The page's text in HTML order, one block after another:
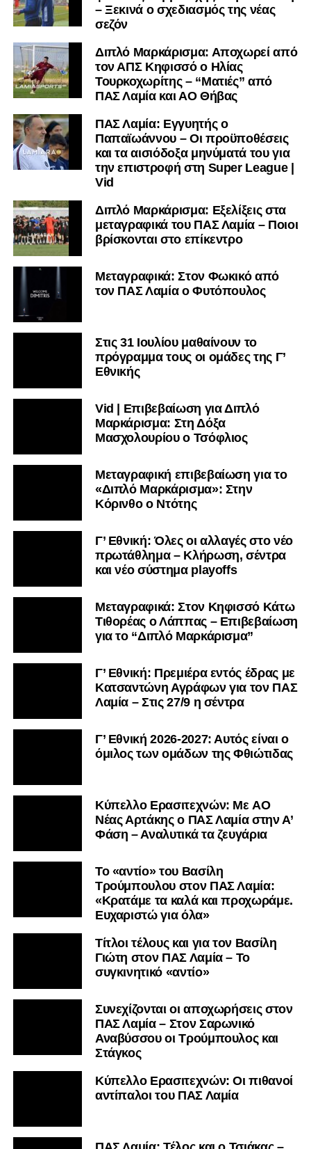
– Ξεκινά ο σχεδιασμός της νέας
σεζόν
Διπλό Μαρκάρισμα: Αποχωρεί από
τον ΑΠΣ Κηφισσό ο Ηλίας
Τουρκοχωρίτης – “Ματιές” από
ΠΑΣ Λαμία και ΑΟ Θήβας
ΠΑΣ Λαμία: Εγγυητής ο
Παπαϊωάννου – Οι προϋποθέσεις
και τα αισιόδοξα μηνύματά του για
την επιστροφή στη Super League |
Vid
Διπλό Μαρκάρισμα: Εξελίξεις στα
μεταγραφικά του ΠΑΣ Λαμία – Ποιοι
βρίσκονται στο επίκεντρο
Μεταγραφικά: Στον Φωκικό από
τον ΠΑΣ Λαμία ο Φυτόπουλος
Στις 31 Ιουλίου μαθαίνουν το
πρόγραμμα τους οι ομάδες της Γ’
Εθνικής
Vid | Επιβεβαίωση για Διπλό
Μαρκάρισμα: Στη Δόξα
Μασχολουρίου ο Τσόφλιος
Μεταγραφική επιβεβαίωση για το
«Διπλό Μαρκάρισμα»: Στην
Κόρινθο ο Ντότης
Γ’ Εθνική: Όλες οι αλλαγές στο νέο
πρωτάθλημα – Κλήρωση, σέντρα
και νέο σύστημα playoffs
Μεταγραφικά: Στον Κηφισσό Κάτω
Τιθορέας ο Λάππας – Επιβεβαίωση
για το “Διπλό Μαρκάρισμα”
Γ’ Εθνική: Πρεμιέρα εντός έδρας με
Κατσαντώνη Αγράφων για τον ΠΑΣ
Λαμία – Στις 27/9 η σέντρα
Γ’ Εθνική 2026-2027: Αυτός είναι ο
όμιλος των ομάδων της Φθιώτιδας
Kύπελλο Ερασιτεχνών: Με AO
Nέας Αρτάκης ο ΠΑΣ Λαμία στην Α’
Φάση – Αναλυτικά τα ζευγάρια
Το «αντίο» του Βασίλη
Τρούμπουλου στον ΠΑΣ Λαμία:
«Κρατάμε τα καλά και προχωράμε.
Ευχαριστώ για όλα»
Τίτλοι τέλους και για τον Βασίλη
Γιώτη στον ΠΑΣ Λαμία – Το
συγκινητικό «αντίο»
Συνεχίζονται οι αποχωρήσεις στον
ΠΑΣ Λαμία – Στον Σαρωνικό
Αναβύσσου οι Τρούμπουλος και
Στάγκος
Κύπελλο Ερασιτεχνών: Οι πιθανοί
αντίπαλοι του ΠΑΣ Λαμία